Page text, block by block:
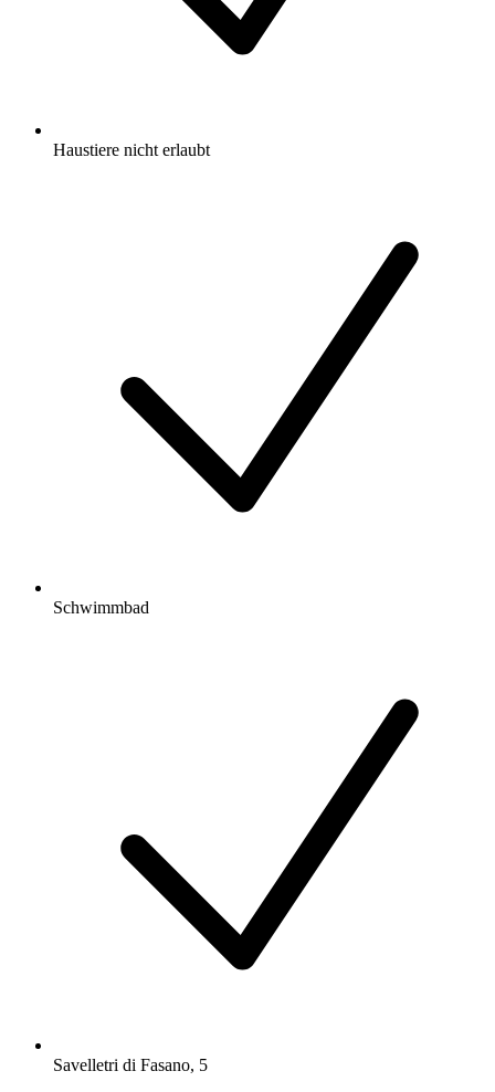
Haustiere nicht erlaubt
Schwimmbad
Savelletri di Fasano, 5